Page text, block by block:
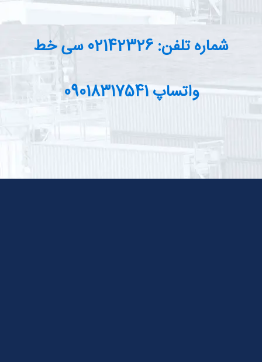
شماره تلفن: 02142326 سی خط
واتساپ 09018317541